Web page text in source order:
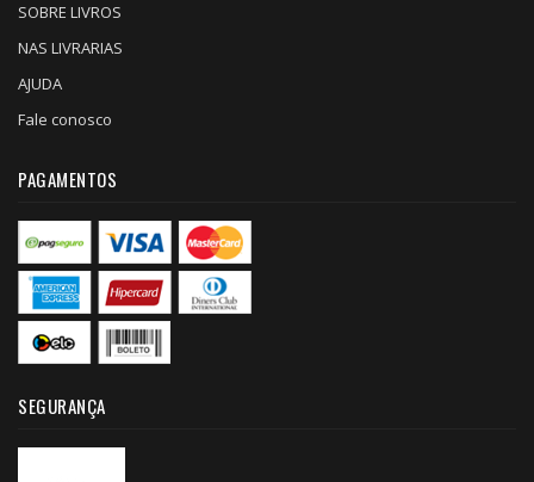
SOBRE LIVROS
NAS LIVRARIAS
AJUDA
Fale conosco
PAGAMENTOS
SEGURANÇA